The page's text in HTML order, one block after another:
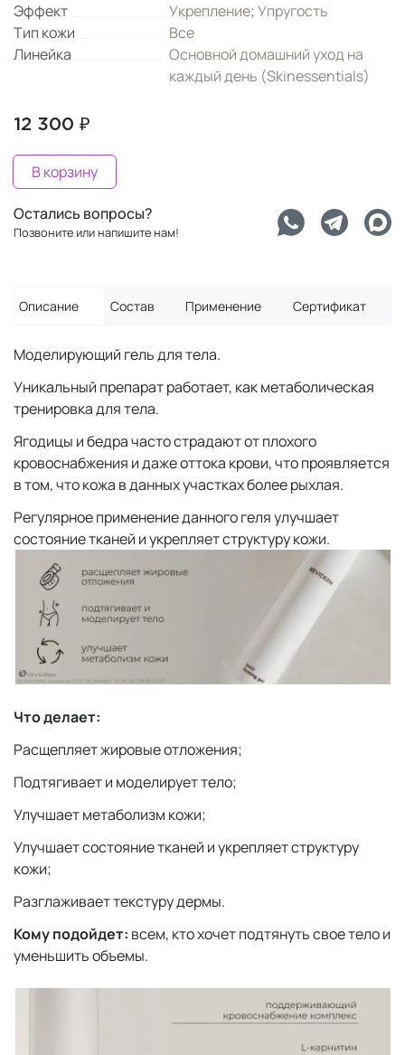
Эффект
Укрепление;Упругость
Тип кожи
Все
Линейка
Основной домашний уход на
каждый день (Skinessentials)
12 300 ₽
В корзину
Остались вопросы?
Позвоните или напишите нам!
Описание Состав Применение Сертификат
Моделирующий гель для тела.
Уникальный препарат работает, как метаболическая
тренировка для тела.
Ягодицы и бедра часто страдают от плохого
кровоснабжения и даже оттока крови, что проявляется
в том, что кожа в данных участках более рыхлая.
Регулярное применение данного геля улучшает
состояние тканей и укрепляет структуру кожи.
Что делает:
Расщепляет жировые отложения;
Подтягивает и моделирует тело;
Улучшает метаболизм кожи;
Улучшает состояние тканей и укрепляет структуру
кожи;
Разглаживает текстуру дермы.
Кому подойдет: всем, кто хочет подтянуть свое тело и
уменьшить объемы.